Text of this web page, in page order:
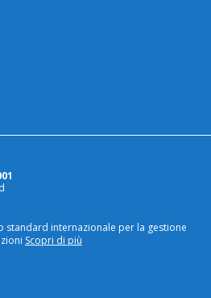
standard internazionale per la gestione
Scopri di più